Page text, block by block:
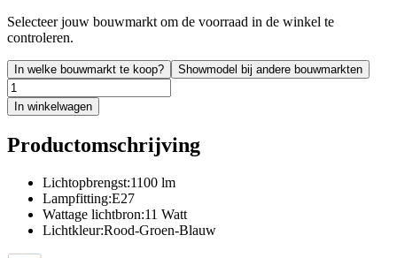
Selecteer jouw bouwmarkt om de voorraad in de winkel te
controleren.
In welke bouwmarkt te koop? Showmodel bij andere bouwmarkten
In winkelwagen
Productomschrijving
Lichtopbrengst:1100 lm
Lampfitting:E27
Wattage lichtbron:11 Watt
Lichtkleur:Rood-Groen-Blauw